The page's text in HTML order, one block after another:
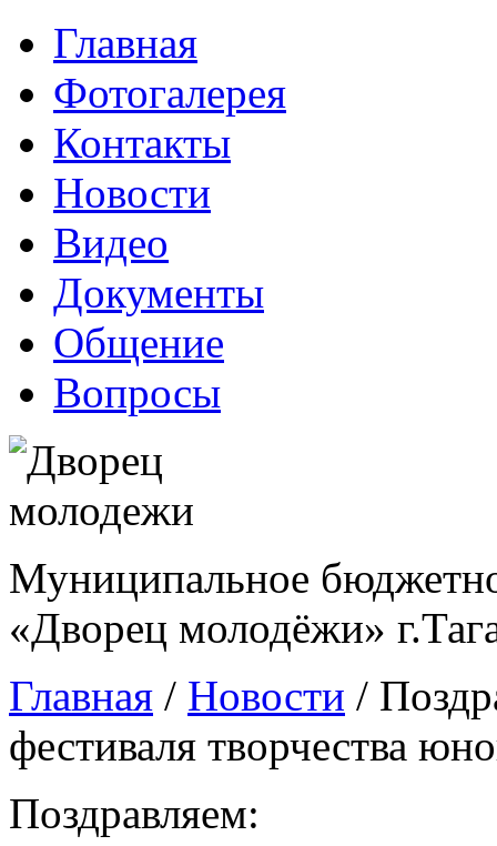
Главная
Фотогалерея
Контакты
Новости
Видео
Документы
Общение
Вопросы
Муниципальное
«Дворец молодёжи»
Главная / Новости /
фестиваля творчества
Поздравляем: